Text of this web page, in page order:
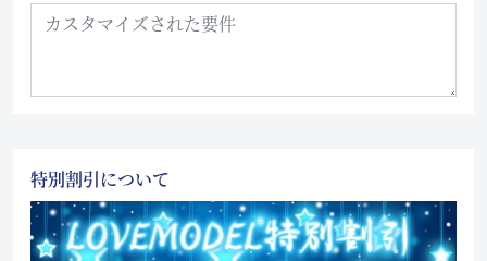
特別割引について